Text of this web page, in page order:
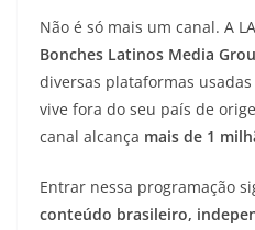
Não é só mais um canal. A
Bonches Latinos Media
diversas plataformas
vive fora do seu país de
canal alcança mais de 1
Entrar nessa programação
conteúdo brasileiro,